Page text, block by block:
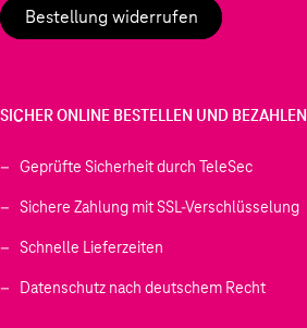
Bestellung widerrufen
SICHER ONLINE BESTELLEN UND BEZAHLEN
Geprüfte Sicherheit durch TeleSec
Sichere Zahlung mit SSL-Verschlüsselung
Schnelle Lieferzeiten
Datenschutz nach deutschem Recht